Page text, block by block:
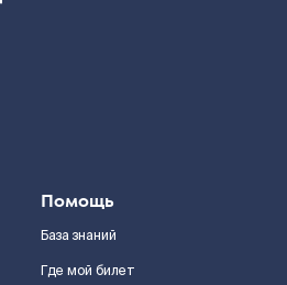
Помощь
База знаний
Где мой билет